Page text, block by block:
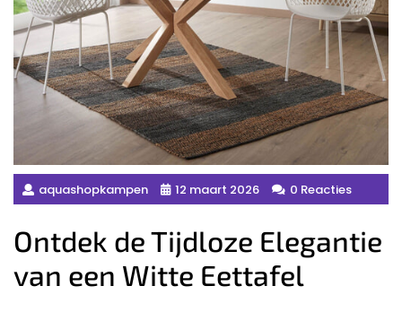
aquashopkampen 12 maart 2026 0 Reacties
Ontdek de Tijdloze Elegantie
van een Witte Eettafel